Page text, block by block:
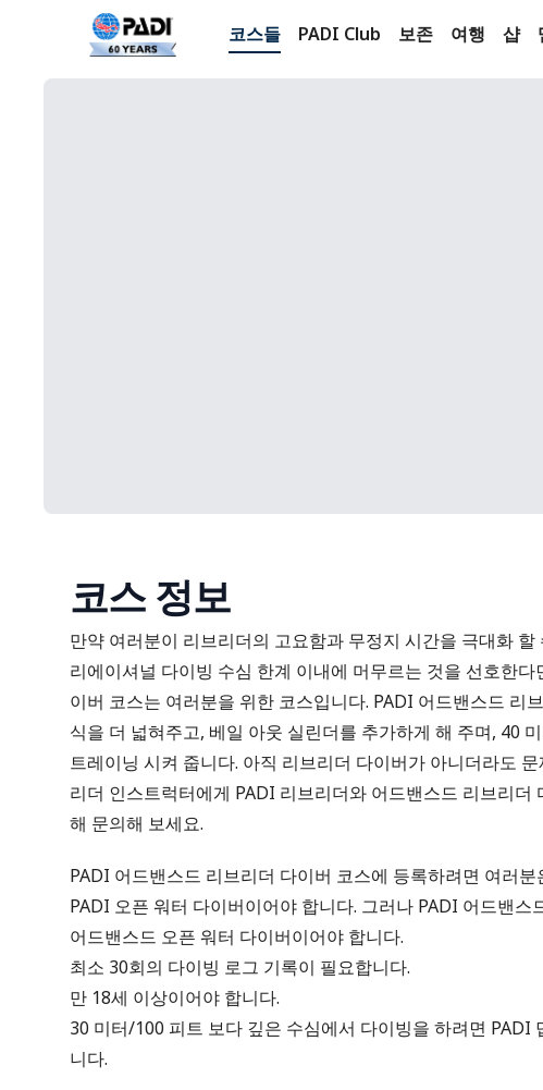
코스들 PADI Club 보존 여행 샵
코스 정보
만약 여러분이 리브리더의 고요함과 무정지 시간을 극대화
리에이셔널 다이빙 수심 한계 이내에 머무르는 것을 선호한
이버 코스는 여러분을 위한 코스입니다. PADI 어드밴스드 리
식을 더 넓혀주고, 베일 아웃 실린더를 추가하게 해 주며, 40
트레이닝 시켜 줍니다. 아직 리브리더 다이버가 아니더라도
리더 인스트럭터에게 PADI 리브리더와 어드밴스드 리브리더
해 문의해 보세요.
PADI 어드밴스드 리브리더 다이버 코스에 등록하려면 여러분
PADI 오픈 워터 다이버이어야 합니다. 그러나 PADI 어드밴스
어드밴스드 오픈 워터 다이버이어야 합니다.
최소 30회의 다이빙 로그 기록이 필요합니다.
만 18세 이상이어야 합니다.
30 미터/100 피트 보다 깊은 수심에서 다이빙을 하려면 PADI
니다.